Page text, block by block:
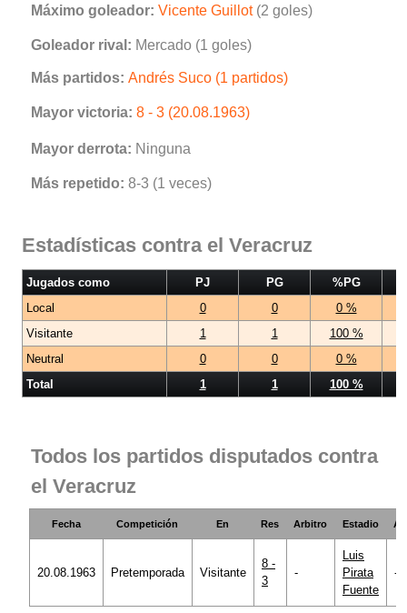
Máximo goleador: Vicente Guillot(2 goles)
Goleador rival: Mercado (1 goles)
Más partidos: Andrés Suco (1 partidos)
Mayor victoria: 8 - 3 (20.08.1963)
Mayor derrota: Ninguna
Más repetido: 8-3 (1 veces)
Estadísticas contra el Veracruz
Jugados como PJ PG
%PG
Local
0 0
0 %
Visitante
1 1
100 %
Neutral
0 0
0 %
Total
1 1 100 %
Todos los partidos disputados contra
el Veracruz
Fecha Competición En Res Arbitro Estadio
20.08.1963 Pretemporada Visitante
8 -
3
-
Luis
Pirata
Fuente
-